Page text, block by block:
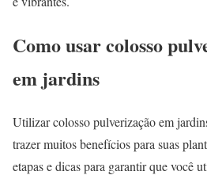
Como usar colosso
em jardins
Utilizar colosso pulverização em
trazer muitos benefícios para suas
etapas e dicas para garantir que você